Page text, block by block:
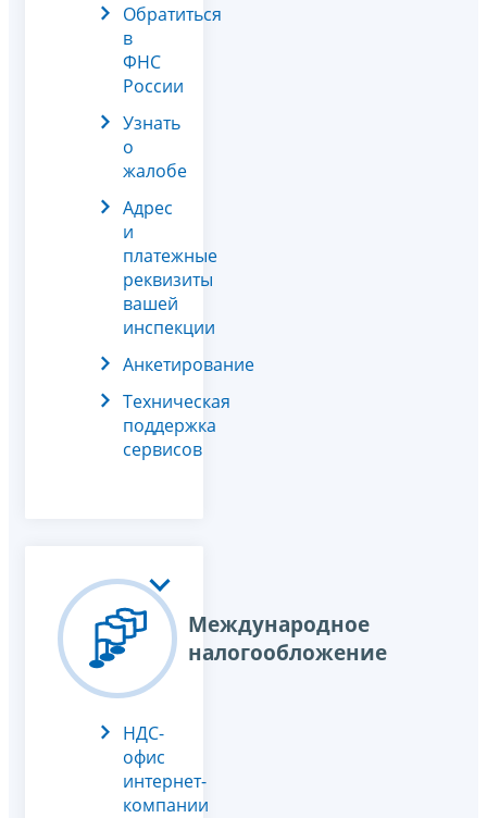
Обратиться
в
ФНС
России
Узнать
о
жалобе
Адрес
и
платежные
реквизиты
вашей
инспекции
Анкетирование
Техническая
поддержка
сервисов
Международное
налогообложение
НДС-
офис
интернет-
компании